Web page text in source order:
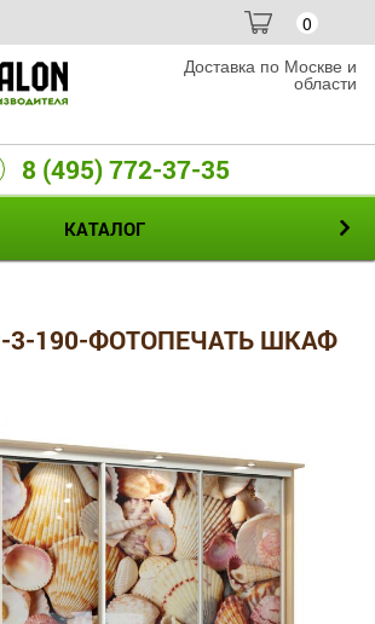
0
Доставка по Москве и
области
8 (495) 772-37-35
КАТАЛОГ
3-190-ФОТОПЕЧАТЬ ШКАФ